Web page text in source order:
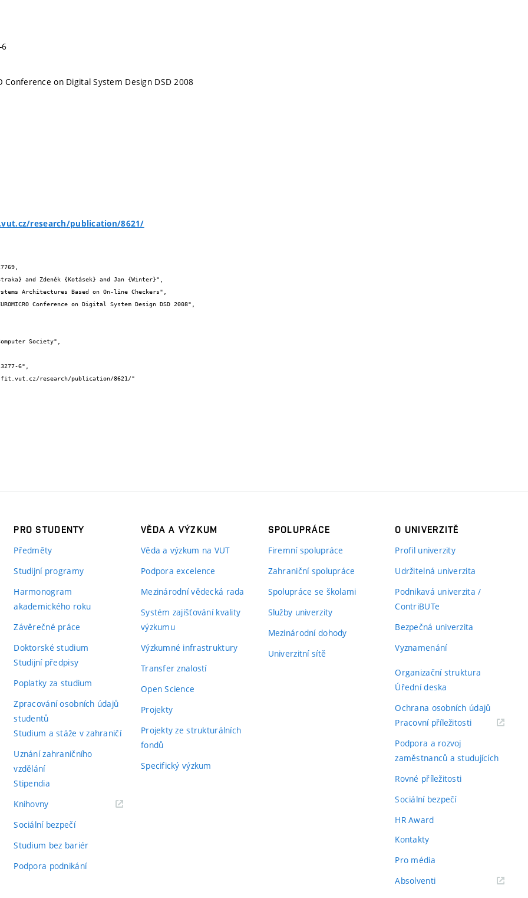
Conference on Digital System Design DSD 2008
research/publication/8621/
PRO STUDENTY
Předměty
Studijní programy
Harmonogram
akademického roku
Závěrečné práce
Doktorské studium
Studijní předpisy
Poplatky za studium
Zpracování osobních údajů
studentů
Studium a stáže v zahraničí
Uznání zahraničního
vzdělání
Stipendia
Knihovny(externí
Sociální bezpečí
Studium bez bariér
Podpora podnikání
VĚDA A VÝZKUM
Věda a výzkum na VUT
Podpora excelence
Mezinárodní vědecká rada
Systém zajišťování kvality
výzkumu
Výzkumné infrastruktury
Transfer znalostí
Open Science
Projekty
Projekty ze strukturálních
fondů
Specifický výzkum
SPOLUPRÁCE
Firemní spolupráce
Zahraniční spolupráce
Spolupráce se školami
Služby univerzity
Mezinárodní dohody
Univerzitní sítě
O UNIVERZITĚ
Profil univerzity
Udržitelná univerzita
Podnikavá univerzita /
ContriBUTe
Bezpečná univerzita
Vyznamenání
Organizační struktura
Úřední deska
Ochrana osobních údajů
Pracovní příležitosti(externí
Podpora a rozvoj
zaměstnanců a studujících
Rovné příležitosti
Sociální bezpečí
HR Award
Kontakty
Pro média
Absolventi(externí